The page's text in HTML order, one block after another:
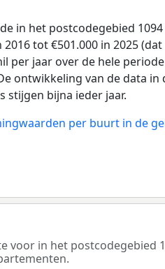
in het postcodegebied 1094
tot €501.000 in 2025
per jaar over de hele
ontwikkeling van de data
stijgen bijna ieder jaar.
per buurt in de
voor in het postcodegebied